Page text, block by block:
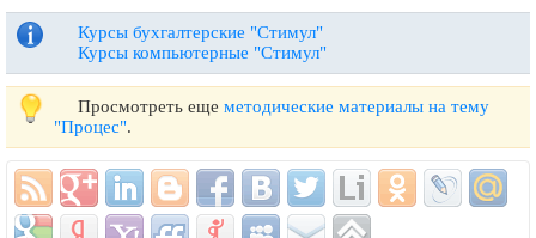
Курсы бухгалтерские "Стимул"
Курсы компьютерные "Стимул"
Просмотреть еще методические материалы на тему
"Процес".